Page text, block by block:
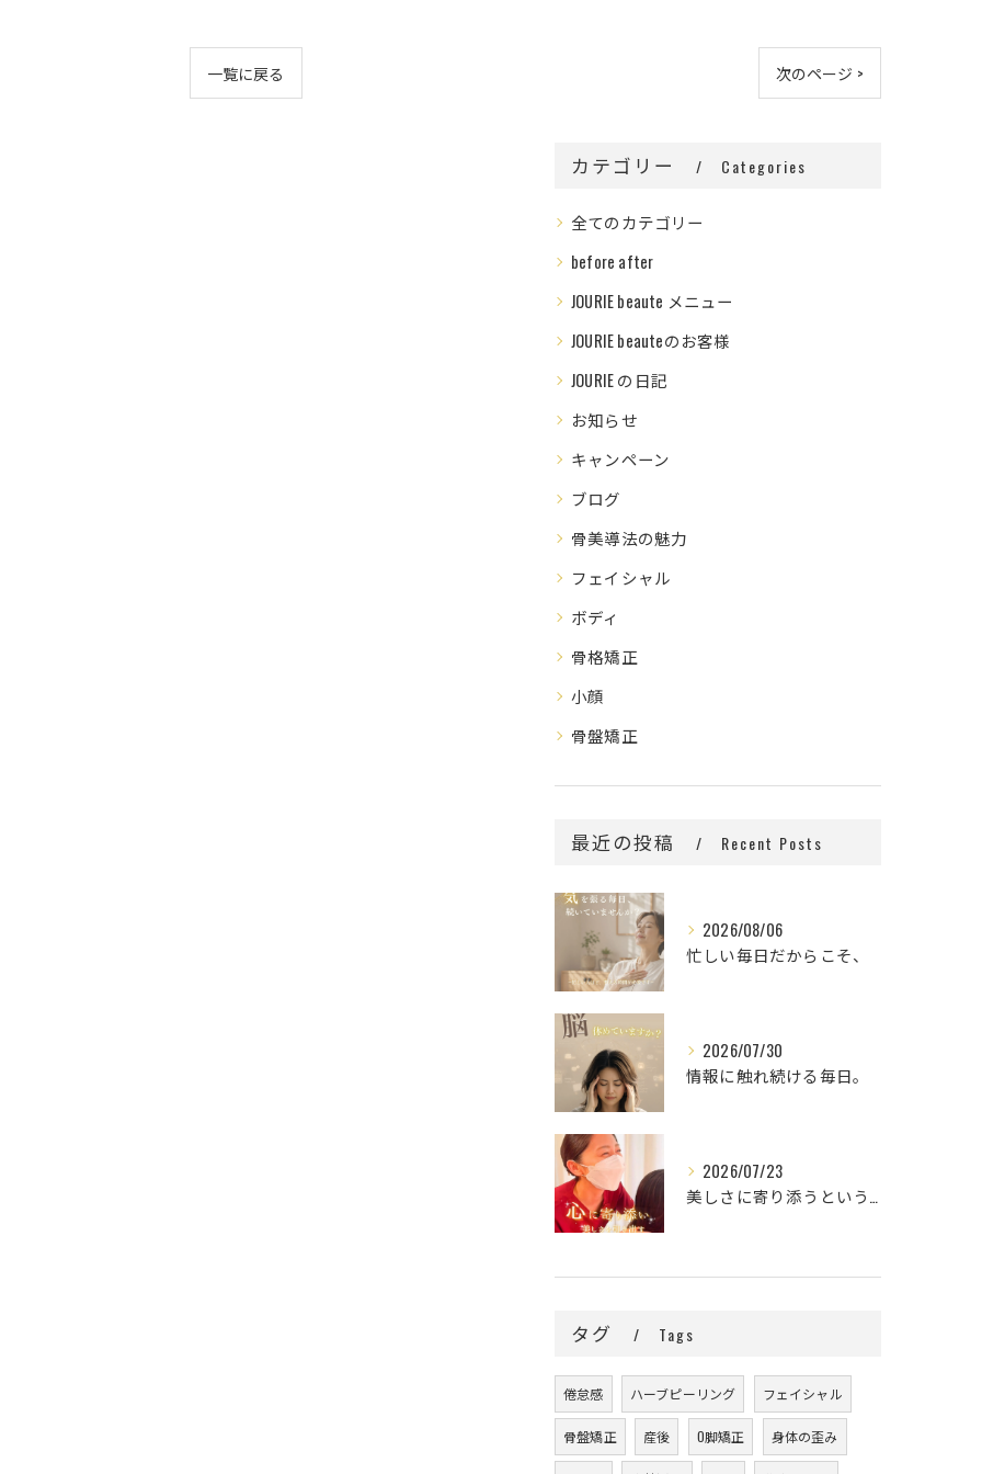
一覧に戻る 次のページ >
カテゴリー Categories
全てのカテゴリー
before after
JOURIE beaute メニュー
JOURIE beauteのお客様
JOURIE の日記
お知らせ
キャンペーン
ブログ
骨美導法の魅力
フェイシャル
ボディ
骨格矯正
小顔
骨盤矯正
最近の投稿 Recent Posts
2026/08/06
忙しい毎日だからこそ、
2026/07/30
情報に触れ続ける毎日。
2026/07/23
美しさに寄り添うということ。
タグ Tags
倦怠感 ハーブピーリング フェイシャル
骨盤矯正 産後 O脚矯正 身体の歪み